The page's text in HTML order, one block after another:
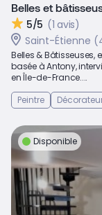
Belles et
5/5 (1 avis)
Saint-Étienne
Belles & Bâtisseuses,
basée à Antony,
en Île-de-France....
Peintre
Disponible